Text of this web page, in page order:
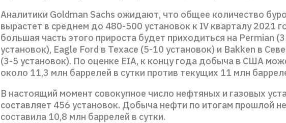
Аналитики Goldman Sachs ожидают, что общее количество
вырастет в среднем до 480-500 установок к IV кварталу 2021
большая часть этого прироста будет приходиться на Permian
установок), Eagle Ford в Техасе (5-10 установок) и Bakken в
(3-5 установок). По оценке EIA, к концу года добыча в США
около 11,3 млн баррелей в сутки против текущих 11 млн
В настоящий момент совокупное число нефтяных и газовых
составляет 456 установок. Добыча нефти по итогам прошлой
составила 10,8 млн баррелей в сутки.